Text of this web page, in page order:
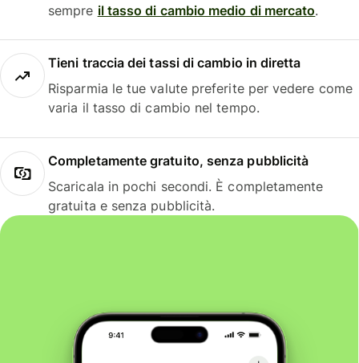
sempre il tasso di cambio medio di mercato.
Tieni traccia dei tassi di cambio in diretta
Risparmia le tue valute preferite per vedere come
varia il tasso di cambio nel tempo.
Completamente gratuito, senza pubblicità
Scaricala in pochi secondi. È completamente
gratuita e senza pubblicità.